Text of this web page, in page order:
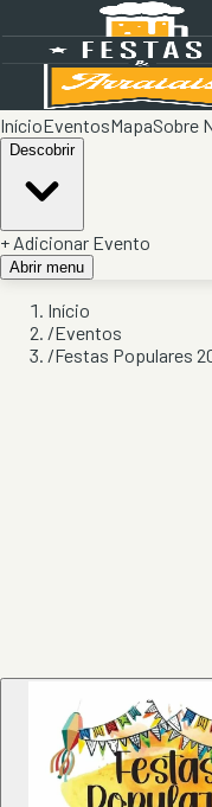
InícioEventosMapaSobre
Descobrir
+ Adicionar Evento
Abrir menu
Início
/Eventos
/Festas Populares